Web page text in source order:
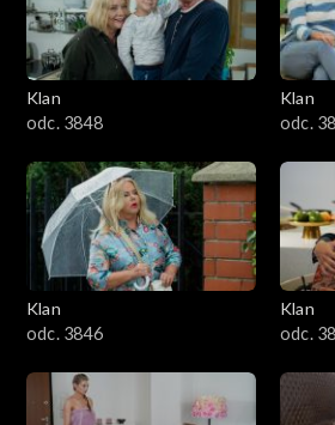
Klan
odc. 3848
Klan
odc.
Klan
odc. 3846
Klan
odc.